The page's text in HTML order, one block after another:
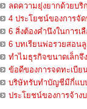
ลดความยุ่งยากด้วยบริ
4 ประโยชน์ของการจั
6 สิ่งต้องคำนึงในการ
6 บทเรียนพ่อรวยสอน
ทำไมธุรกิจขนาดเล็ก
ข้อดีของการจดทะเบีย
บริษัทรับทำบัญชีมีกี่แบ
ประโยชน์ของการจ้า